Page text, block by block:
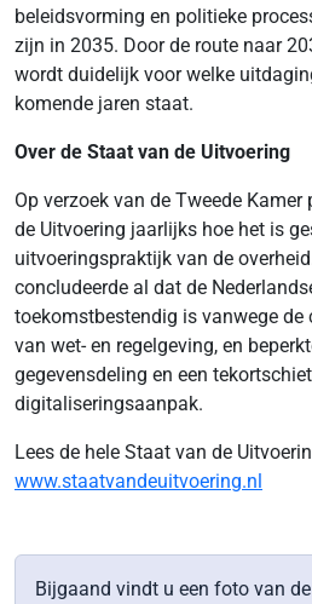
beleidsvorming en politieke
zijn in 2035. Door de route naar
wordt duidelijk voor welke
komende jaren staat.
Over de Staat van de Uitvoering
Op verzoek van de Tweede
de Uitvoering jaarlijks hoe het is
uitvoeringspraktijk van de
concludeerde al dat de
toekomstbestendig is vanwege
van wet- en regelgeving, en
gegevensdeling en een
digitaliseringsaanpak.
Lees de hele Staat van de
www.staatvandeuitvoering.nl
Bijgaand vindt u een foto van